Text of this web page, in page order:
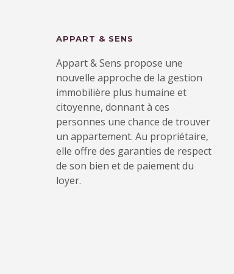
APPART & SENS
Appart & Sens propose une
nouvelle approche de la gestion
immobilière plus humaine et
citoyenne, donnant à ces
personnes une chance de trouver
un appartement. Au propriétaire,
elle offre des garanties de respect
de son bien et de paiement du
loyer.